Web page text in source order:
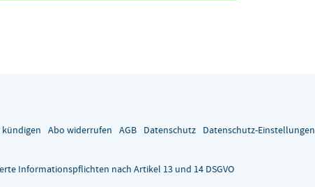
kündigen Abo widerrufen AGB Datenschutz Datenschutz-Einstellungen
Informationspflichten nach Artikel 13 und 14 DSGVO